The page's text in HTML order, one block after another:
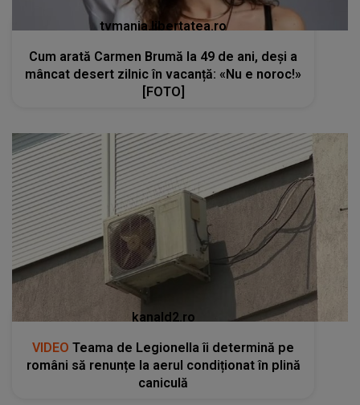
tvmania.libertatea.ro
Cum arată Carmen Brumă la 49 de ani, deși a
mâncat desert zilnic în vacanță: «Nu e noroc!»
[FOTO]
kanald2.ro
VIDEO Teama de Legionella îi determină pe
români să renunțe la aerul condiționat în plină
caniculă